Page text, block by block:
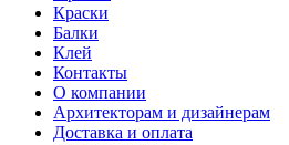
Краски
Балки
Клей
Контакты
О компании
Архитекторам и дизайнерам
Доставка и оплата